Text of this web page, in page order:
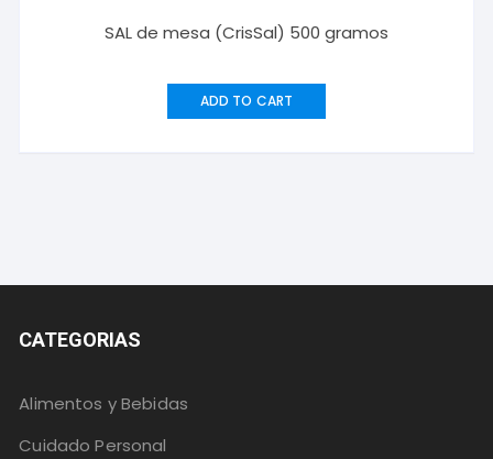
SAL de mesa (CrisSal) 500 gramos
ADD TO CART
CATEGORIAS
Alimentos y Bebidas
Cuidado Personal